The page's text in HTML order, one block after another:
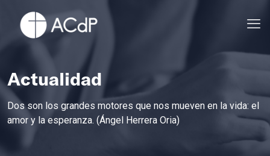
Actualidad
Dos son los grandes motores que nos mueven en la vida: el
amor y la esperanza. (Ángel Herrera Oria)